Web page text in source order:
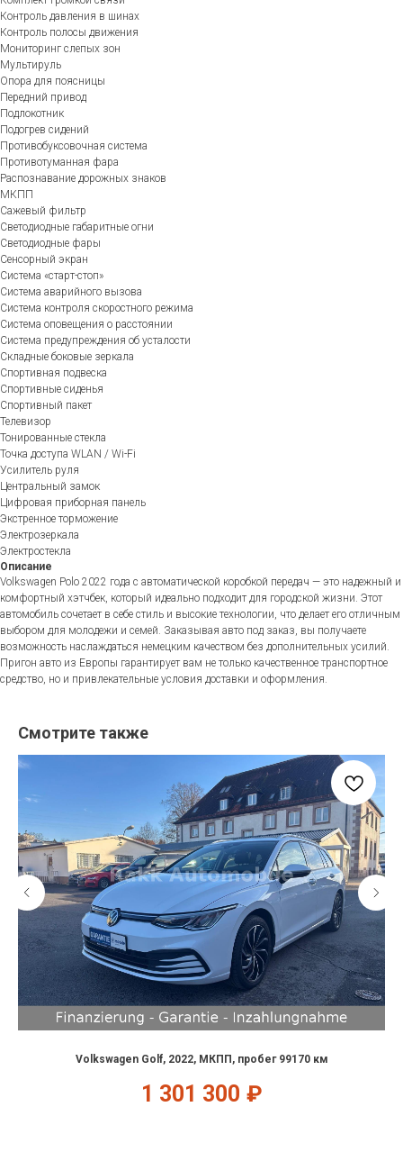
Контроль давления в шинах
Контроль полосы движения
Мониторинг слепых зон
Мультируль
Опора для поясницы
Передний привод
Подлокотник
Подогрев сидений
Противобуксовочная система
Противотуманная фара
Распознавание дорожных знаков
МКПП
Сажевый фильтр
Светодиодные габаритные огни
Светодиодные фары
Сенсорный экран
Система «старт-стоп»
Система аварийного вызова
Система контроля скоростного режима
Система оповещения о расстоянии
Система предупреждения об усталости
Складные боковые зеркала
Спортивная подвеска
Спортивные сиденья
Спортивный пакет
Телевизор
Тонированные стекла
Точка доступа WLAN / Wi-Fi
Усилитель руля
Центральный замок
Цифровая приборная панель
Экстренное торможение
Электрозеркала
Электростекла
Описание
Volkswagen Polo 2022 года с автоматической коробкой передач — это надежный и
комфортный хэтчбек, который идеально подходит для городской жизни. Этот
автомобиль сочетает в себе стиль и высокие технологии, что делает его отличным
выбором для молодежи и семей. Заказывая авто под заказ, вы получаете
возможность наслаждаться немецким качеством без дополнительных усилий.
Пригон авто из Европы гарантирует вам не только качественное транспортное
средство, но и привлекательные условия доставки и оформления.
Смотрите также
Volkswagen Golf, 2022, МКПП, пробег 99170 км
1 301 300 ₽